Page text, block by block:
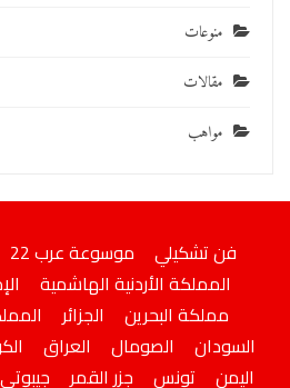
منوعات
مقالات
مواهب
فن تشكيلي موسوعة عرب 22
المملكة الأردنية الهاشمية
مملكة البحرين
الجزائر
السودان
الصومال العراق
اليمن
تونس جزر القمر جيبوتى